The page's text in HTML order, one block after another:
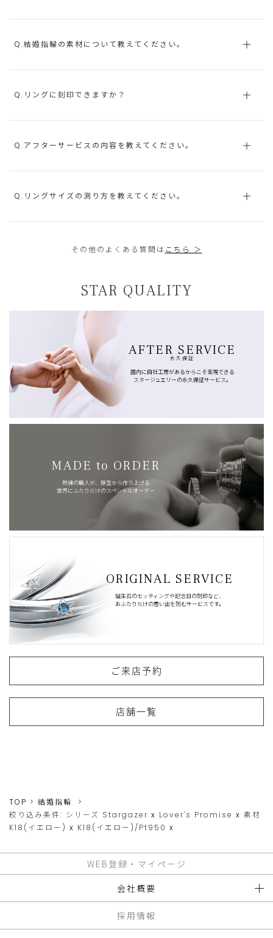
Q.結婚指輪の素材について教えてください。
Q.リングに刻印できますか？
Q.アフターサービスの内容を教えてください。
Q.リングサイズの測り方を教えてください。
その他のよくある質問は こちら ＞
STAR QUALITY
AFTER SERVICE
永久保証
国内に自社工房があるからこそ実現できる
スタージュエリーの永久保証サービス。
MADE to ORDER
熟練の職人が、原型から作り上げる
世界にふたりだけのスペシャルオーダー
ORIGINAL SERVICE
誕生石のセッティングや記念日の刻印など、
おふたりだけの思い出を刻むサービスです。
ご来店予約
店舗一覧
TOP
結婚指輪
絞り込み条件: シリーズ Stargazer x Lover's Promise x 素材
K18(イエロー) x K18(イエロー)/Pt950 x
WEB登録・マイページ
会社概要
採用情報